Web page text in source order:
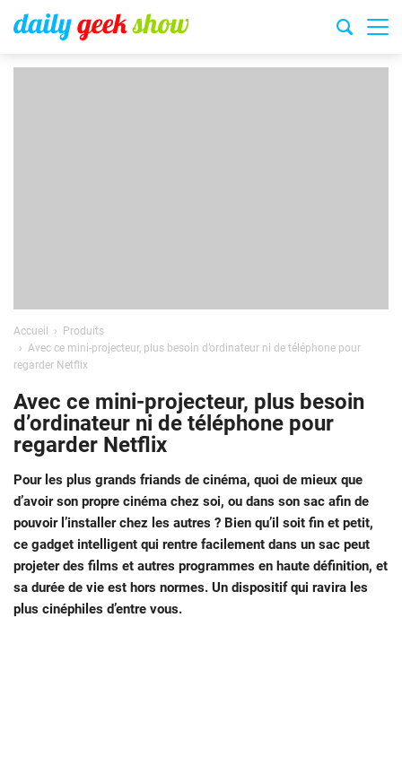
Accueil
Produits
Avec ce mini-projecteur, plus besoin d’ordinateur ni de téléphone pour
regarder Netflix
Avec ce mini-projecteur, plus besoin
d’ordinateur ni de téléphone pour
regarder Netflix
Pour les plus grands friands de cinéma, quoi de mieux que
d’avoir son propre cinéma chez soi, ou dans son sac afin de
pouvoir l’installer chez les autres ? Bien qu’il soit fin et petit,
ce gadget intelligent qui rentre facilement dans un sac peut
projeter des films et autres programmes en haute définition, et
sa durée de vie est hors normes. Un dispositif qui ravira les
plus cinéphiles d’entre vous.